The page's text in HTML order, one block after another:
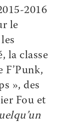
2016
le
la classe
F’Punk,
», des
Fou et